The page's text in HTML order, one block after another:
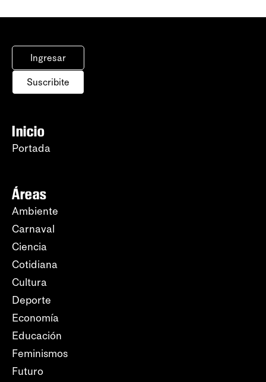
Ingresar
Suscribite
Inicio
Portada
Áreas
Ambiente
Carnaval
Ciencia
Cotidiana
Cultura
Deporte
Economía
Educación
Feminismos
Futuro